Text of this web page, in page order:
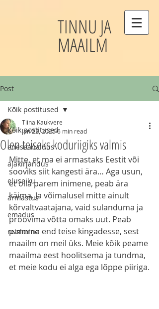
TINNU JA
MAAILM
Post
Kõik postitused
eneseanalüüs
ajakirjandus
eluseiku
armastus
emadus
reisimine
Kõik postitused
Olen teiseks koduriigiks valmis
Tiina Kaukvere
Jan 22, 20256 min read
Mitte, et ma ei armastaks Eestit või
sooviks siit kangesti ära… Aga usun,
et olla parem inimene, peab ära
käima. Ja võimalusel mitte ainult
kõrvaltvaatajana, vaid sulanduma ja
proovima võtta omaks uut. Peab
panema end teise kingadesse, sest
maailm on meil üks. Meie kõik peame
maailma eest hoolitsema ja tundma,
et meie kodu ei alga ega lõppe piiriga.